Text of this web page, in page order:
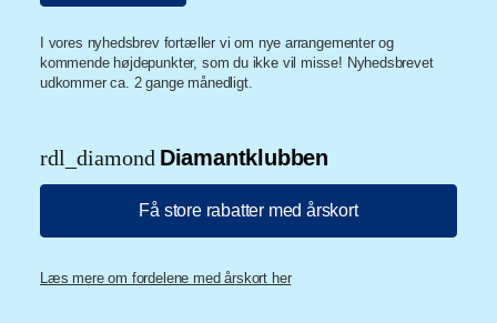
I vores nyhedsbrev fortæller vi om nye arrangementer og
kommende højdepunkter, som du ikke vil misse! Nyhedsbrevet
udkommer ca. 2 gange månedligt.
rdl_diamond Diamantklubben
Få store rabatter med årskort
Læs mere om fordelene med årskort her